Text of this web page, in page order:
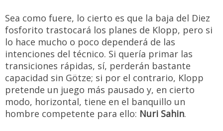
Sea como fuere, lo cierto es que la baja del Diez
fosforito trastocará los planes de Klopp, pero si
lo hace mucho o poco dependerá de las
intenciones del técnico. Si quería primar las
transiciones rápidas, sí, perderán bastante
capacidad sin Götze; si por el contrario, Klopp
pretende un juego más pausado y, en cierto
modo, horizontal, tiene en el banquillo un
hombre competente para ello: Nuri Sahin.